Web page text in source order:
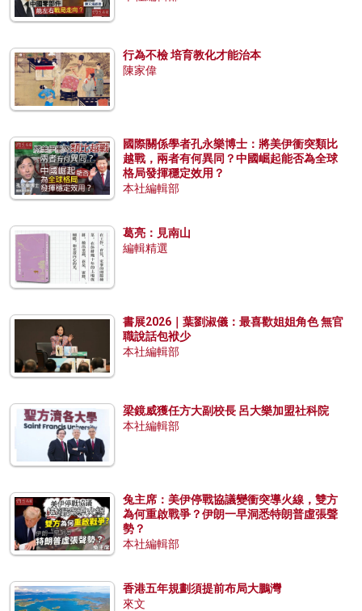
行為不檢 培育教化才能治本
陳家偉
國際關係學者孔永樂博士：將美伊衝突類比
越戰，兩者有何異同？中國崛起能否為全球
格局發揮穩定效用？
本社編輯部
葛亮：見南山
編輯精選
書展2026｜葉劉淑儀：最喜歡姐姐角色 無官
職說話包袱少
本社編輯部
梁鏡威獲任方大副校長 呂大樂加盟社科院
本社編輯部
兔主席：美伊停戰協議變衝突導火線，雙方
為何重啟戰爭？伊朗一早洞悉特朗普虛張聲
勢？
本社編輯部
香港五年規劃須提前布局大鵬灣
來文